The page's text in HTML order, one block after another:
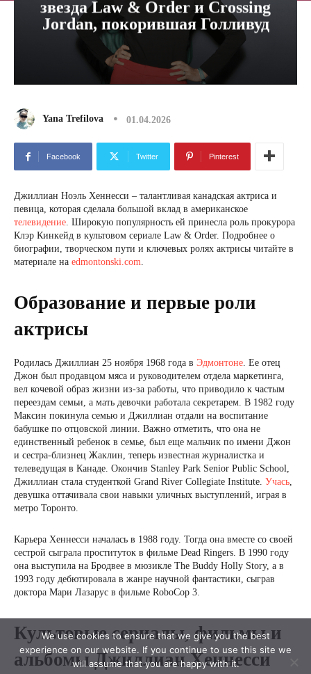
We use cookies to ensure that we give you the best
experience on our website. If you continue to use this site we
will assume that you are happy with it.